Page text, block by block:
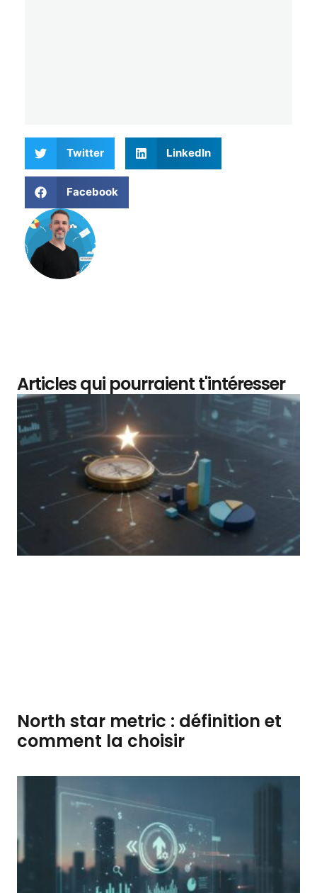
Twitter LinkedIn
Facebook
Articles qui pourraient t'intéresser
North star metric : définition et
comment la choisir